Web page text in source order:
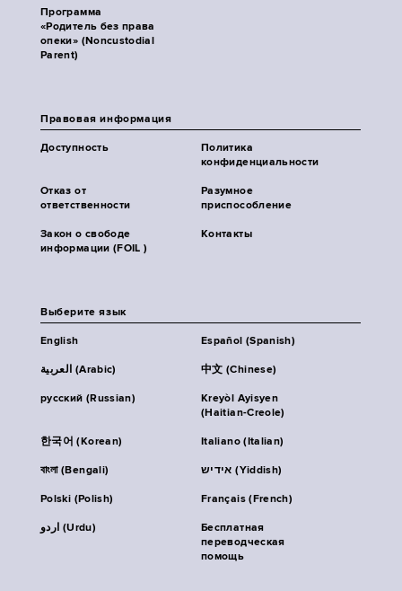
Программа
«Родитель без права
опеки» (Noncustodial
Parent)
Правовая информация
Доступность
Политика
конфиденциальности
Отказ от
ответственности
Разумное
приспособление
Закон о свободе
информации (FOIL )
Контакты
Выберите язык
English Español (Spanish)
العربية (Arabic) 中文 (Chinese)
русский (Russian)
Kreyòl Ayisyen
(Haitian-Creole)
한국어 (Korean) Italiano (Italian)
বাংলা (Bengali) אידיש (Yiddish)
Polski (Polish) Français (French)
اردو (Urdu)
Бесплатная
переводческая
помощь